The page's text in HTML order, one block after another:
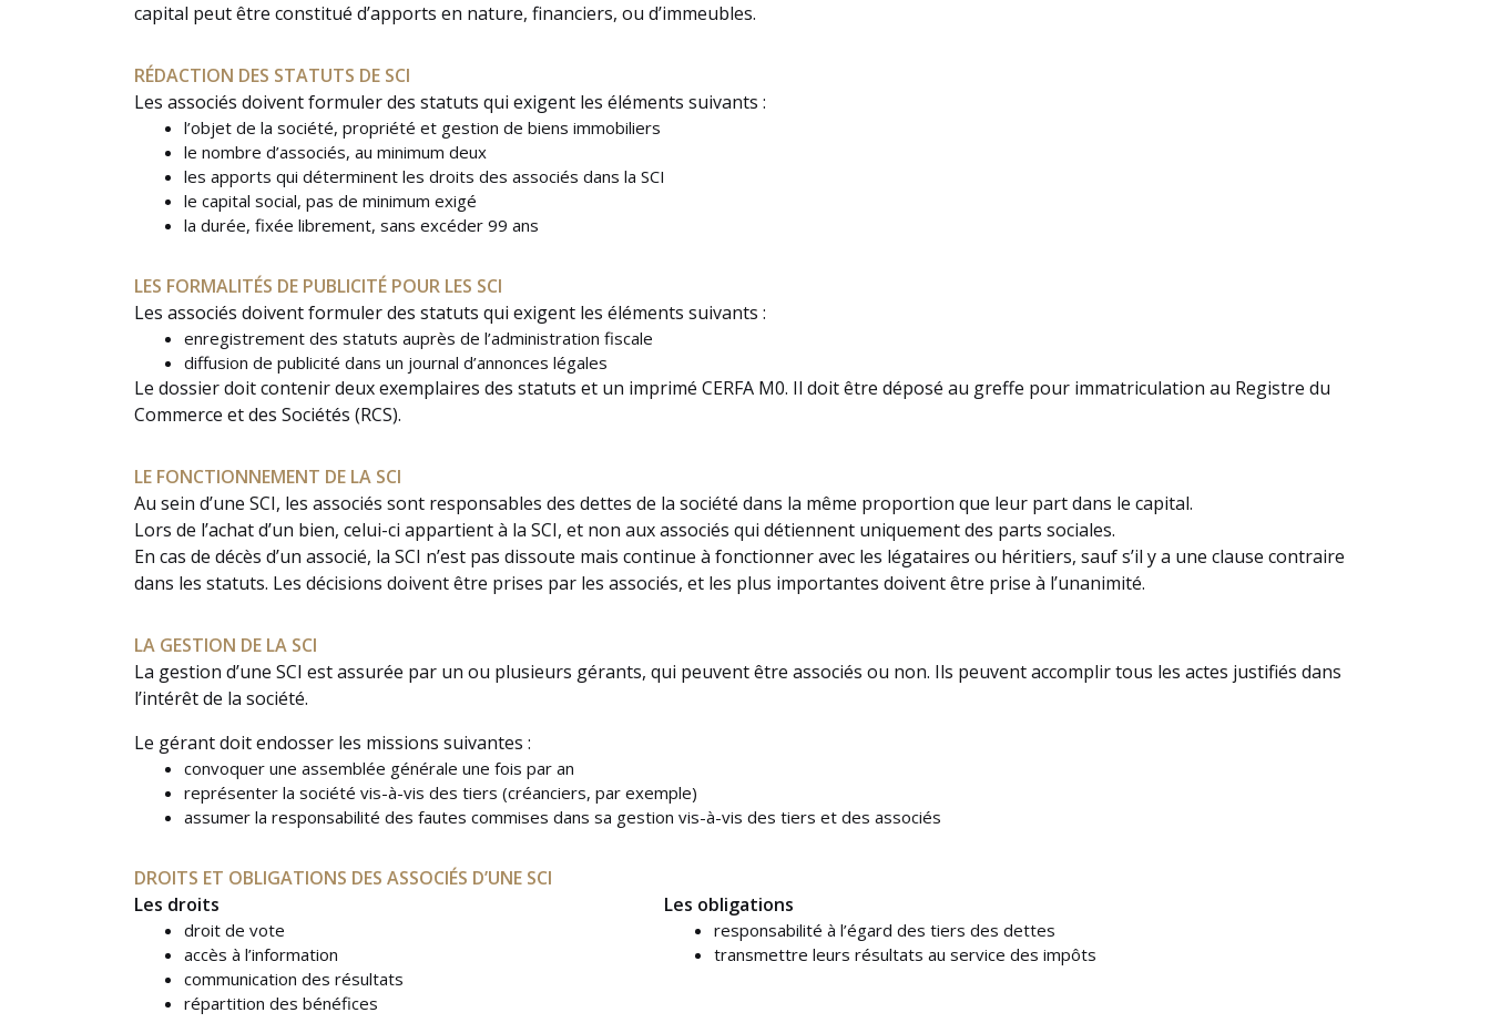
capital peut être constitué d’apports en nature, financiers, ou d’immeubles.
RÉDACTION DES STATUTS DE SCI
Les associés doivent formuler des statuts qui exigent les éléments suivants :
l’objet de la société, propriété et gestion de biens immobiliers
le nombre d’associés, au minimum deux
les apports qui déterminent les droits des associés dans la SCI
le capital social, pas de minimum exigé
la durée, fixée librement, sans excéder 99 ans
LES FORMALITÉS DE PUBLICITÉ POUR LES SCI
Les associés doivent formuler des statuts qui exigent les éléments suivants :
enregistrement des statuts auprès de l’administration fiscale
diffusion de publicité dans un journal d’annonces légales
Le dossier doit contenir deux exemplaires des statuts et un imprimé CERFA M0. Il doit être déposé au greffe pour immatriculation au Registre du
Commerce et des Sociétés (RCS).
LE FONCTIONNEMENT DE LA SCI
Au sein d’une SCI, les associés sont responsables des dettes de la société dans la même proportion que leur part dans le capital.
Lors de l’achat d’un bien, celui-ci appartient à la SCI, et non aux associés qui détiennent uniquement des parts sociales.
En cas de décès d’un associé, la SCI n’est pas dissoute mais continue à fonctionner avec les légataires ou héritiers, sauf s’il y a une clause contraire
dans les statuts. Les décisions doivent être prises par les associés, et les plus importantes doivent être prise à l’unanimité.
LA GESTION DE LA SCI
La gestion d’une SCI est assurée par un ou plusieurs gérants, qui peuvent être associés ou non. Ils peuvent accomplir tous les actes justifiés dans
l’intérêt de la société.
Le gérant doit endosser les missions suivantes :
convoquer une assemblée générale une fois par an
représenter la société vis-à-vis des tiers (créanciers, par exemple)
assumer la responsabilité des fautes commises dans sa gestion vis-à-vis des tiers et des associés
DROITS ET OBLIGATIONS DES ASSOCIÉS D’UNE SCI
Les droits
droit de vote
accès à l’information
communication des résultats
répartition des bénéfices
Les obligations
responsabilité à l’égard des tiers des dettes
transmettre leurs résultats au service des impôts